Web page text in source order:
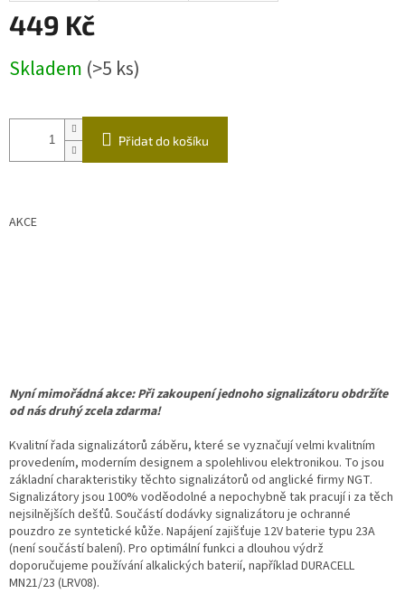
449 Kč
cena:
Skladem (>5 ks)
Přidat do košíku
AKCE
Nyní mimořádná akce: Při zakoupení jednoho signalizátoru obdržíte
od nás druhý zcela zdarma!
Kvalitní řada signalizátorů záběru, které se vyznačují velmi kvalitním
provedením, moderním designem a spolehlivou elektronikou. To jsou
základní charakteristiky těchto signalizátorů od anglické firmy NGT.
Signalizátory jsou 100% voděodolné a nepochybně tak pracují i za těch
nejsilnějších dešťů. Součástí dodávky signalizátoru je ochranné
pouzdro ze syntetické kůže. Napájení zajišťuje 12V baterie typu 23A
(není součástí balení). Pro optimální funkci a dlouhou výdrž
doporučujeme používání alkalických baterií, například DURACELL
MN21/23 (LRV08).